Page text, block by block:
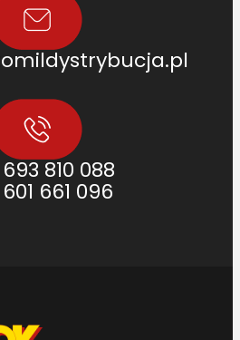
810 088
661 096